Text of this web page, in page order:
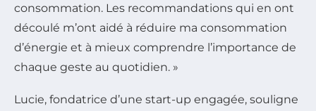
consommation. Les recommandations qui en ont
découlé m’ont aidé à réduire ma consommation
d’énergie et à mieux comprendre l’importance de
chaque geste au quotidien. »
Lucie, fondatrice d’une start-up engagée, souligne